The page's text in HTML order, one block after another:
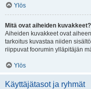
Ylös
Mitä ovat aiheiden kuvakkeet?
Aiheiden kuvakkeet ovat
tarkoitus kuvastaa niiden
riippuvat foorumin ylläpitäjän
Ylös
Käyttäjätasot ja ryhmät